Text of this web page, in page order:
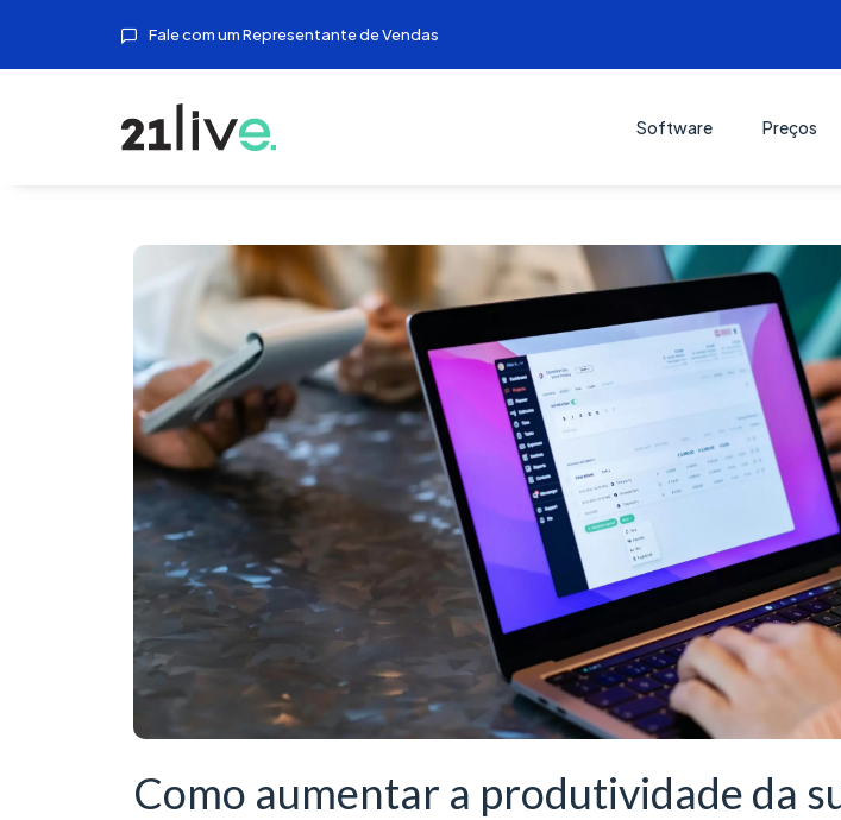
Fale com um Representante de Vendas
Software Preços
Como aumentar a produtividade da